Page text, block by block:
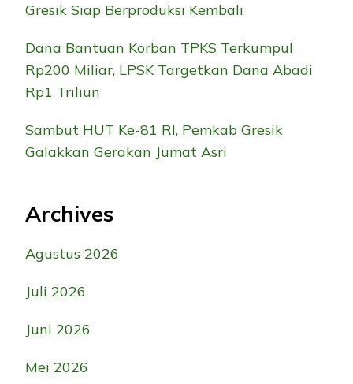
Gresik Siap Berproduksi Kembali
Dana Bantuan Korban TPKS Terkumpul
Rp200 Miliar, LPSK Targetkan Dana Abadi
Rp1 Triliun
Sambut HUT Ke-81 RI, Pemkab Gresik
Galakkan Gerakan Jumat Asri
Archives
Agustus 2026
Juli 2026
Juni 2026
Mei 2026